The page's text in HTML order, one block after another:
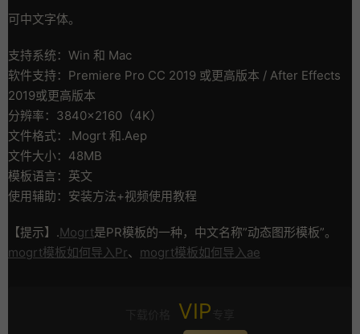
可中文字体。
支持系统：Win 和 Mac
软件支持：Premiere Pro CC 2019 或更高版本 / After Effects
2019或更高版本
分辨率：3840×2160（4K）
文件格式：.Mogrt 和.Aep
文件大小：48MB
模板语言：英文
使用辅助：安装方法+视频使用教程
【提示】.Mogrt是PR模板的一种，中文名称”动态图形模板”。
mogrt模板如何导入Pr、 mogrt模板如何导入ae
VIP